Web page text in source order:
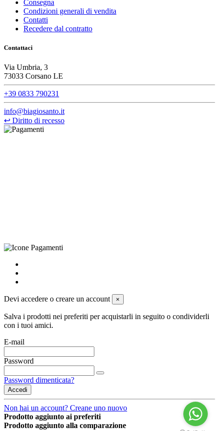
Consegna
Condizioni generali di vendita
Contatti
Recedere dal contratto
Contattaci
Via Umbria, 3
73033 Corsano LE
+39 0833 790231
info@biagiosanto.it
↩ Diritto di recesso
Devi accedere o creare un account ×
Salva i prodotti nei preferiti per acquistarli in seguito o condividerli
con i tuoi amici.
E-mail
Password
Password dimenticata?
Accedi
Non hai un account? Creane uno nuovo
Prodotto aggiunto ai preferiti
Prodotto aggiunto alla comparazione